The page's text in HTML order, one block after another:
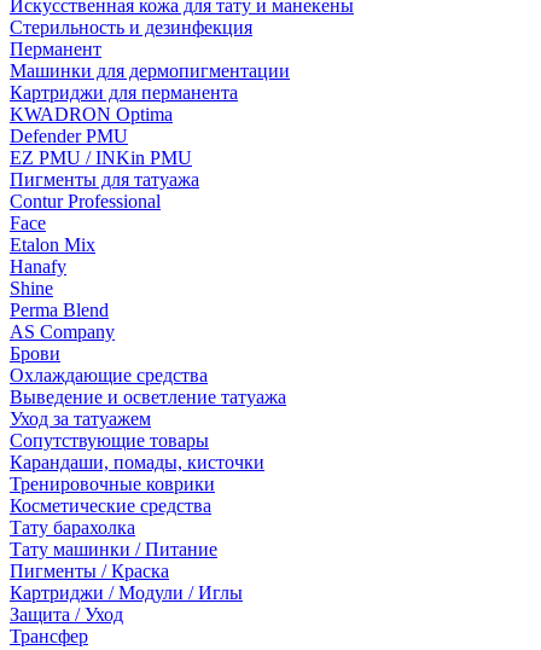
Искусственная кожа для тату и манекены
Стерильность и дезинфекция
Перманент
Машинки для дермопигментации
Картриджи для перманента
KWADRON Optima
Defender PMU
EZ PMU / INKin PMU
Пигменты для татуажа
Contur Professional
Face
Etalon Mix
Hanafy
Shine
Perma Blend
AS Company
Брови
Охлаждающие средства
Выведение и осветление татуажа
Уход за татуажем
Сопутствующие товары
Карандаши, помады, кисточки
Тренировочные коврики
Косметические средства
Тату барахолка
Тату машинки / Питание
Пигменты / Краска
Картриджи / Модули / Иглы
Защита / Уход
Трансфер